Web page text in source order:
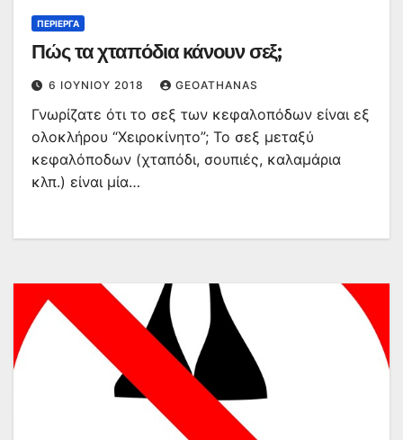
ΠΕΡΊΕΡΓΑ
Πώς τα χταπόδια κάνουν σεξ;
6 ΙΟΥΝΊΟΥ 2018 GEOATHANAS
Γνωρίζατε ότι το σεξ των κεφαλοπόδων είναι εξ
ολοκλήρου “Χειροκίνητο”; Το σεξ μεταξύ
κεφαλόποδων (χταπόδι, σουπιές, καλαμάρια
κλπ.) είναι μία…